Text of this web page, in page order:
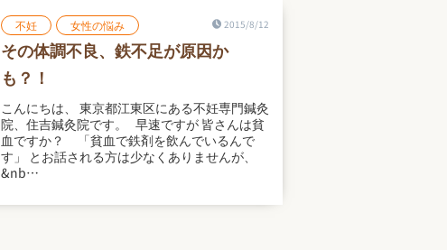
不妊 女性の悩み 2015/8/12
その体調不良、鉄不足が原因か
も？！
こんにちは、 東京都江東区にある不妊専門鍼灸
院、住吉鍼灸院です。 早速ですが 皆さんは貧
血ですか？ 「貧血で鉄剤を飲んでいるんで
す」 とお話される方は少なくありませんが、
&nb…